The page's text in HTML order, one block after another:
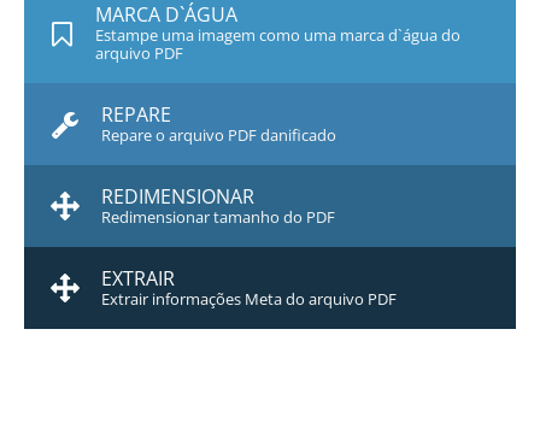
MARCA D`ÁGUA
Estampe uma imagem como uma marca d`água do
arquivo PDF
REPARE
Repare o arquivo PDF danificado
REDIMENSIONAR
Redimensionar tamanho do PDF
EXTRAIR
Extrair informações Meta do arquivo PDF